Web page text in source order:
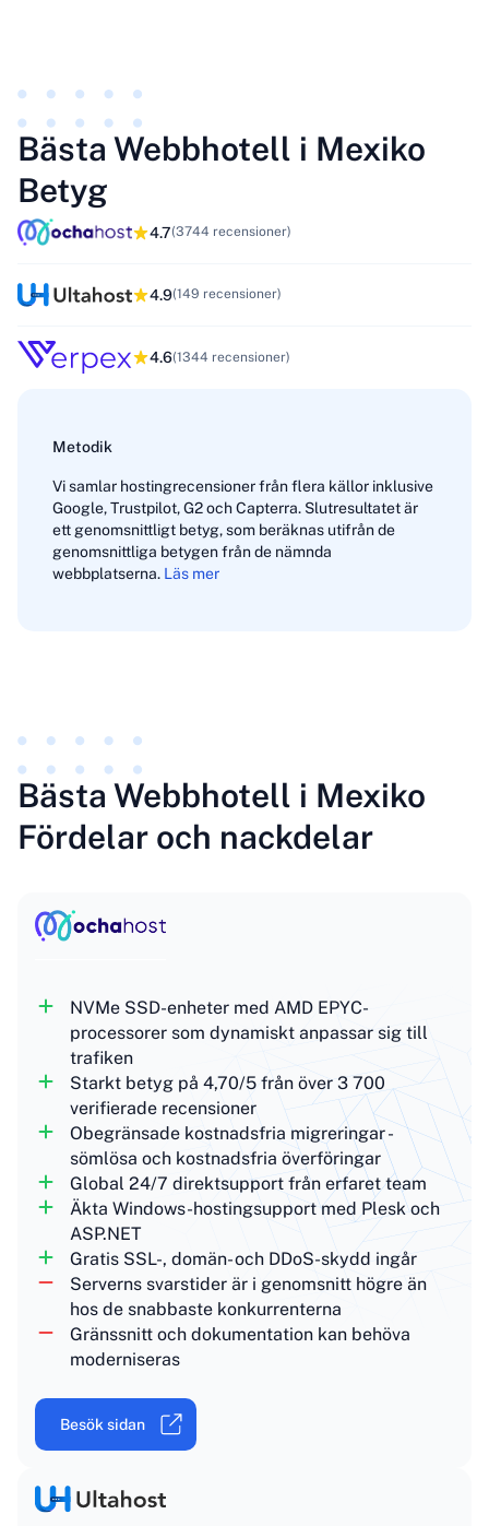
Bästa Webbhotell i Mexiko
Betyg
4.7(3744 recensioner)
4.9(149 recensioner)
4.6(1344 recensioner)
Metodik
Vi samlar hostingrecensioner från flera källor inklusive
Google, Trustpilot, G2 och Capterra. Slutresultatet är
ett genomsnittligt betyg, som beräknas utifrån de
genomsnittliga betygen från de nämnda
webbplatserna. Läs mer
Bästa Webbhotell i Mexiko
Fördelar och nackdelar
NVMe SSD-enheter med AMD EPYC-
processorer som dynamiskt anpassar sig till
trafiken
Starkt betyg på 4,70/5 från över 3 700
verifierade recensioner
Obegränsade kostnadsfria migreringar -
sömlösa och kostnadsfria överföringar
Global 24/7 direktsupport från erfaret team
Äkta Windows-hostingsupport med Plesk och
ASP.NET
Gratis SSL-, domän- och DDoS-skydd ingår
Serverns svarstider är i genomsnitt högre än
hos de snabbaste konkurrenterna
Gränssnitt och dokumentation kan behöva
moderniseras
Besök sidan